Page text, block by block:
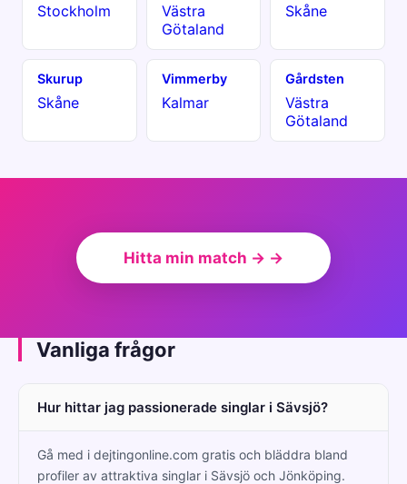
Stockholm
Västra
Götaland
Skåne
Skurup
Skåne
Vimmerby
Kalmar
Gårdsten
Västra
Götaland
Hitta min match → →
Vanliga frågor
Hur hittar jag passionerade singlar i Sävsjö?
Gå med i dejtingonline.com gratis och bläddra bland
profiler av attraktiva singlar i Sävsjö och Jönköping.